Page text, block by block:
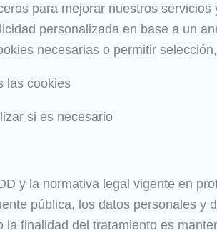
para mejorar nuestros
personalizada en base a un
necesarias o permitir
las cookies
si es necesario
y la normativa legal vigente en
pública, los datos personales y
finalidad del tratamiento es